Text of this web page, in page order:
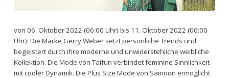
von 06. Oktober 2022 (06:00 Uhr) bis 11. Oktober 2022 (06:00
Uhr): Die Marke Gerry Weber setzt persönliche Trends und
begeistert durch ihre moderne und unwiderstehliche weibliche
Kollektion. Die Mode von Taifun verbindet feminine Sinnlichkeit
mit cooler Dynamik. Die Plus Size Mode von Samoon ermöglicht